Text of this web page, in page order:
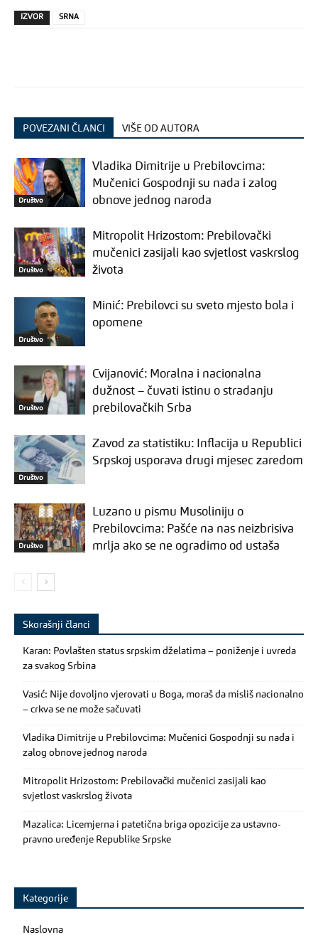
IZVOR SRNA
POVEZANI ČLANCI VIŠE OD AUTORA
Društvo
Vladika Dimitrije u Prebilovcima:
Mučenici Gospodnji su nada i zalog
obnove jednog naroda
Društvo
Mitropolit Hrizostom: Prebilovački
mučenici zasijali kao svjetlost vaskrslog
života
Društvo
Minić: Prebilovci su sveto mjesto bola i
opomene
Društvo
Cvijanović: Moralna i nacionalna
dužnost – čuvati istinu o stradanju
prebilovačkih Srba
Društvo
Zavod za statistiku: Inflacija u Republici
Srpskoj usporava drugi mjesec zaredom
Društvo
Luzano u pismu Musoliniju o
Prebilovcima: Pašće na nas neizbrisiva
mrlja ako se ne ogradimo od ustaša
Skorašnji članci
Karan: Povlašten status srpskim dželatima – poniženje i uvreda
za svakog Srbina
Vasić: Nije dovoljno vjerovati u Boga, moraš da misliš nacionalno
– crkva se ne može sačuvati
Vladika Dimitrije u Prebilovcima: Mučenici Gospodnji su nada i
zalog obnove jednog naroda
Mitropolit Hrizostom: Prebilovački mučenici zasijali kao
svjetlost vaskrslog života
Mazalica: Licemjerna i patetična briga opozicije za ustavno-
pravno uređenje Republike Srpske
Kategorije
Naslovna